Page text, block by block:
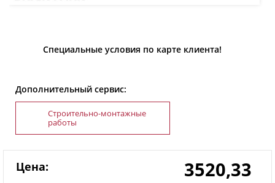
Специальные условия по карте клиента!
Дополнительный сервис:
Строительно-монтажные
работы
Цена: 3520,33